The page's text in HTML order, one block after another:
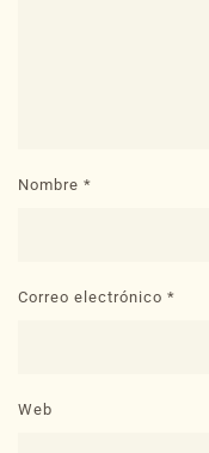
Nombre *
Correo electrónico *
Web